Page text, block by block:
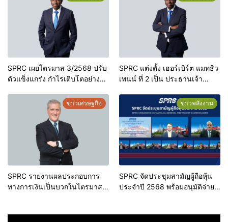
SPRC เผยไตรมาส 3/2568 ปรับ
ตัวแข็งแกร่ง กำไรเติบโตอย่างมี
SPRC แต่งตั้ง เฮอร์เบิร์ต แมทธิว
เพนน์ ที่ 2 เป็น ประธานเจ้า
ข่าวเศรษฐกิจ
SPRC รายงานผลประกอบการ
ทางการเงินเป็นบวกในไตรมาสที่
ข่าวพลังงาน
SPRC จัดประชุมสามัญผู้ถือหุ้น
ประจำปี 2568 พร้อมอนุมัติจ่าย